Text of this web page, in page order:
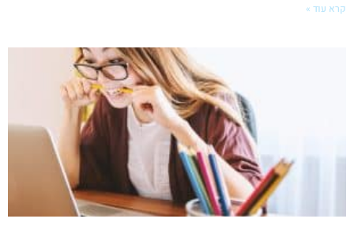
קרא עוד »